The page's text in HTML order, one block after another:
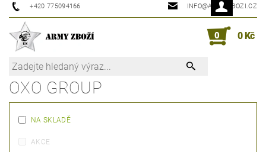
+420 775094166 INFO@ARMYZBOZI.CZ
0 0 Kč
OXO GROUP
NA SKLADĚ
AKCE